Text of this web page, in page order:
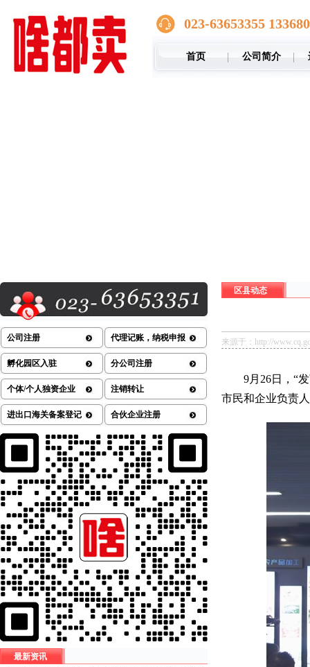
023-63653355
首页 公司简介
公司注册 代理记账，纳税申报
孵化园区入驻 分公司注册
个体/个人独资企业 注销转让
进出口海关备案登记 合伙企业注册
最新资讯
区县动态
来源于：http://
9月26日，“
市民和企业负责